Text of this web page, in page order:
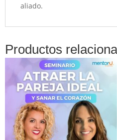
aliado.
Productos